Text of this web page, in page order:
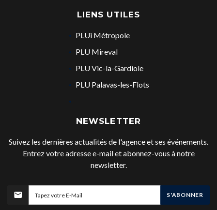
LIENS UTILES
PLUi Métropole
PLU Mireval
PLU Vic-la-Gardiole
PLU Palavas-les-Flots
NEWSLETTER
Suivez les dernières actualités de l'agence et ses événements.
Entrez votre adresse e-mail et abonnez-vous à notre
newsletter.
S'ABONNER